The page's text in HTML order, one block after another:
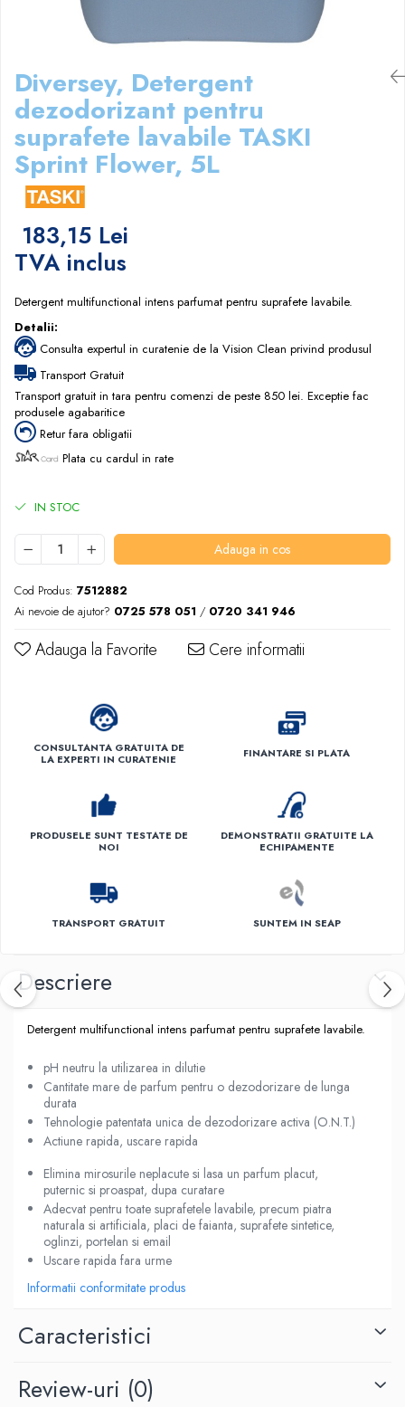
Papuci hotel
Diversey, Detergent
dezodorizant pentru
suprafete lavabile TASKI
Sprint Flower, 5L
183,15 Lei
TVA inclus
Detergent multifunctional intens parfumat pentru suprafete lavabile.
Detalii:
Consulta expertul in curatenie de la Vision Clean privind produsul
Transport Gratuit
Transport gratuit in tara pentru comenzi de peste 850 lei. Exceptie fac
produsele agabaritice
Retur fara obligatii
Plata cu cardul in rate
IN STOC
Adauga in cos
Cod Produs: 7512882
Ai nevoie de ajutor? 0725 578 051 / 0720 341 946
Adauga la Favorite Cere informatii
CONSULTANTA GRATUITA DE
LA EXPERTI IN CURATENIE
FINANTARE SI PLATA
PRODUSELE SUNT TESTATE DE
NOI
DEMONSTRATII GRATUITE LA
ECHIPAMENTE
TRANSPORT GRATUIT SUNTEM IN SEAP
Descriere
Detergent multifunctional intens parfumat pentru suprafete lavabile.
pH neutru la utilizarea in dilutie
Cantitate mare de parfum pentru o dezodorizare de lunga
durata
Tehnologie patentata unica de dezodorizare activa (O.N.T.)
Actiune rapida, uscare rapida
Elimina mirosurile neplacute si lasa un parfum placut,
puternic si proaspat, dupa curatare
Adecvat pentru toate suprafetele lavabile, precum piatra
naturala si artificiala, placi de faianta, suprafete sintetice,
oglinzi, portelan si email
Uscare rapida fara urme
Informatii conformitate produs
Caracteristici
Review-uri (0)